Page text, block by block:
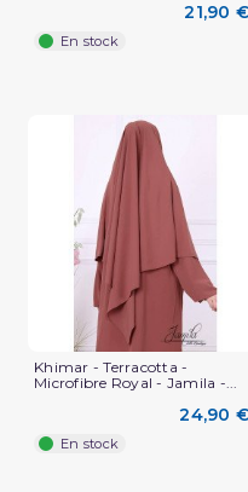
21,90 €
En stock
Khimar - Terracotta -
Microfibre Royal - Jamila -...
24,90 €
En stock